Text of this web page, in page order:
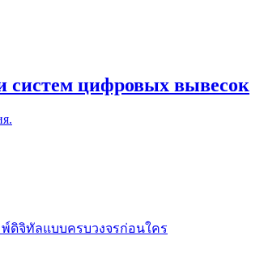
систем цифровых вывесок
พ์ดิจิทัลแบบครบวงจรก่อนใคร